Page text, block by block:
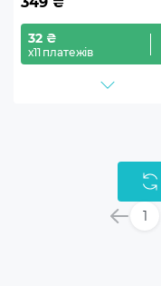
32 ₴
х11 платежів
1